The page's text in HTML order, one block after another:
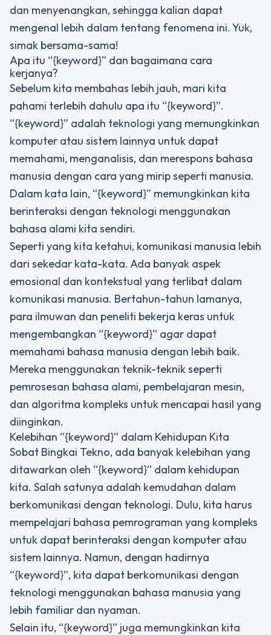
dan menyenangkan, sehingga kalian dapat
mengenal lebih dalam tentang fenomena ini. Yuk,
simak bersama-sama!
Apa itu “{keyword}” dan bagaimana cara
kerjanya?
Sebelum kita membahas lebih jauh, mari kita
pahami terlebih dahulu apa itu “{keyword}”.
“{keyword}” adalah teknologi yang memungkinkan
komputer atau sistem lainnya untuk dapat
memahami, menganalisis, dan merespons bahasa
manusia dengan cara yang mirip seperti manusia.
Dalam kata lain, “{keyword}” memungkinkan kita
berinteraksi dengan teknologi menggunakan
bahasa alami kita sendiri.
Seperti yang kita ketahui, komunikasi manusia lebih
dari sekedar kata-kata. Ada banyak aspek
emosional dan kontekstual yang terlibat dalam
komunikasi manusia. Bertahun-tahun lamanya,
para ilmuwan dan peneliti bekerja keras untuk
mengembangkan “{keyword}” agar dapat
memahami bahasa manusia dengan lebih baik.
Mereka menggunakan teknik-teknik seperti
pemrosesan bahasa alami, pembelajaran mesin,
dan algoritma kompleks untuk mencapai hasil yang
diinginkan.
Kelebihan “{keyword}” dalam Kehidupan Kita
Sobat Bingkai Tekno, ada banyak kelebihan yang
ditawarkan oleh “{keyword}” dalam kehidupan
kita. Salah satunya adalah kemudahan dalam
berkomunikasi dengan teknologi. Dulu, kita harus
mempelajari bahasa pemrograman yang kompleks
untuk dapat berinteraksi dengan komputer atau
sistem lainnya. Namun, dengan hadirnya
“{keyword}”, kita dapat berkomunikasi dengan
teknologi menggunakan bahasa manusia yang
lebih familiar dan nyaman.
Selain itu, “{keyword}” juga memungkinkan kita